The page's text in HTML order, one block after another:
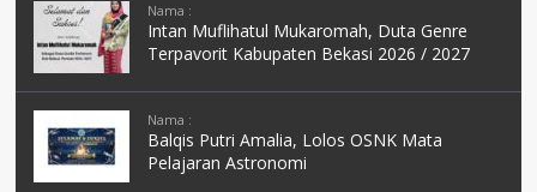
Nama :
Intan Muflihatul Mukaromah, Duta Genre
Terpavorit Kabupaten Bekasi 2026 / 2027
Nama :
Balqis Putri Amalia, Lolos OSNK Mata
Pelajaran Astronomi